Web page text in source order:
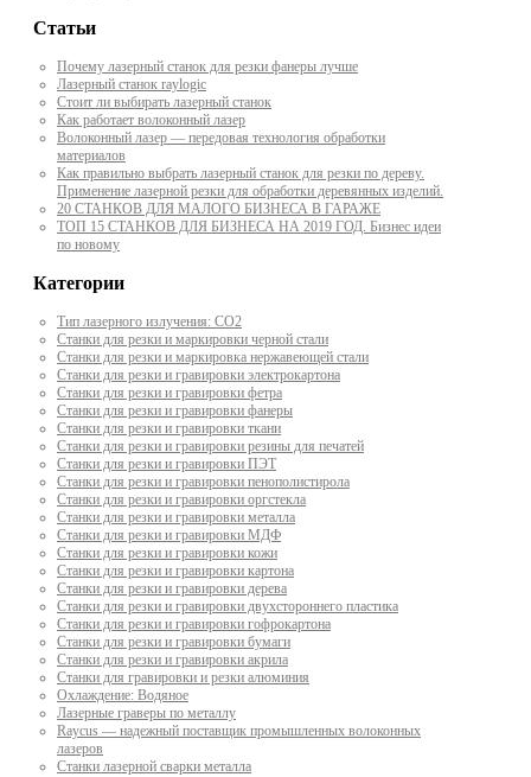
Статьи
Почему лазерный станок для резки фанеры лучше
Лазерный станок raylogic
Стоит ли выбирать лазерный станок
Как работает волоконный лазер
Волоконный лазер — передовая технология обработки
материалов
Как правильно выбрать лазерный станок для резки по дереву.
Применение лазерной резки для обработки деревянных изделий.
20 СТАНКОВ ДЛЯ МАЛОГО БИЗНЕСА В ГАРАЖЕ
ТОП 15 СТАНКОВ ДЛЯ БИЗНЕСА НА 2019 ГОД. Бизнес идеи
по новому
Категории
Тип лазерного излучения: СО2
Станки для резки и маркировки черной стали
Станки для резки и маркировка нержавеющей стали
Станки для резки и гравировки электрокартона
Станки для резки и гравировки фетра
Станки для резки и гравировки фанеры
Станки для резки и гравировки ткани
Станки для резки и гравировки резины для печатей
Станки для резки и гравировки ПЭТ
Станки для резки и гравировки пенополистирола
Станки для резки и гравировки оргстекла
Станки для резки и гравировки металла
Станки для резки и гравировки МДФ
Станки для резки и гравировки кожи
Станки для резки и гравировки картона
Станки для резки и гравировки дерева
Станки для резки и гравировки двухстороннего пластика
Станки для резки и гравировки гофрокартона
Станки для резки и гравировки бумаги
Станки для резки и гравировки акрила
Станки для гравировки и резки алюминия
Охлаждение: Водяное
Лазерные граверы по металлу
Raycus — надежный поставщик промышленных волоконных
лазеров
Cтанки лазерной сварки металла